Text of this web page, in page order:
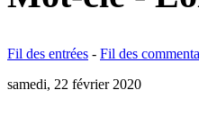
Fil des entrées - Fil des
samedi, 22 février 2020